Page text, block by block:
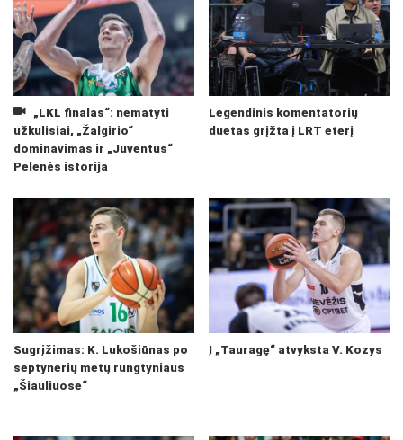
„LKL finalas“: nematyti
užkulisiai, „Žalgirio“
dominavimas ir „Juventus“
Pelenės istorija
Legendinis komentatorių
duetas grįžta į LRT eterį
Sugrįžimas: K. Lukošiūnas po
septynerių metų rungtyniaus
„Šiauliuose“
Į „Tauragę“ atvyksta V. Kozys